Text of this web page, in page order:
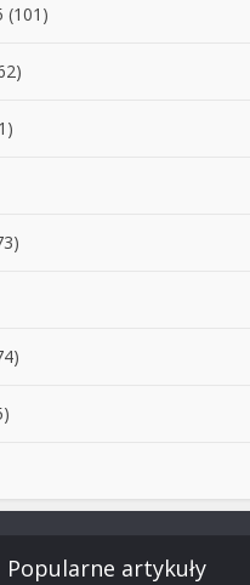
(101)
Popularne artykuły